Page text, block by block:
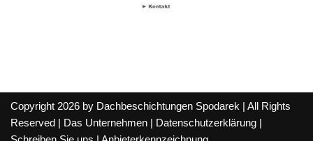
Copyright 2026 by Dachbeschichtungen Spodarek | All Rights
Reserved |
Das Unternehmen Datenschutzerklärung